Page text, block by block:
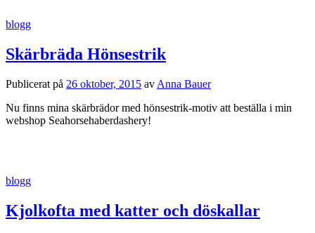
blogg
Skärbräda Hönsestrik
Publicerat på 26 oktober, 2015 av Anna Bauer
Nu finns mina skärbrädor med hönsestrik-motiv att beställa i min
webshop Seahorsehaberdashery!
blogg
Kjolkofta med katter och döskallar